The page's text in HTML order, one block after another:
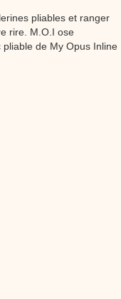
pliables et ranger
rire. M.O.I ose
de My Opus Inline